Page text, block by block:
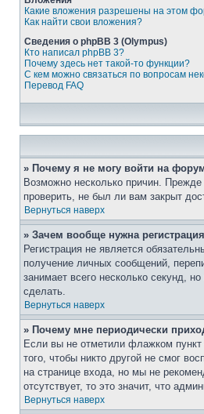
Какие вложения разрешены на этом
Как найти свои вложения?
Сведения о phpBB 3 (Olympus)
Кто написал phpBB 3?
Почему здесь нет такой-то функции?
С кем можно связаться по вопросам
Перевод FAQ
» Почему я не могу войти на
Возможно несколько причин.
проверить, не был ли вам закрыт
Вернуться наверх
» Зачем вообще нужна
Регистрация не является
получение личных сообщений,
занимает всего несколько секунд,
сделать.
Вернуться наверх
» Почему мне периодически
Если вы не отметили флажком
того, чтобы никто другой не смог
на странице входа, но мы не
отсутствует, то это значит, что
Вернуться наверх